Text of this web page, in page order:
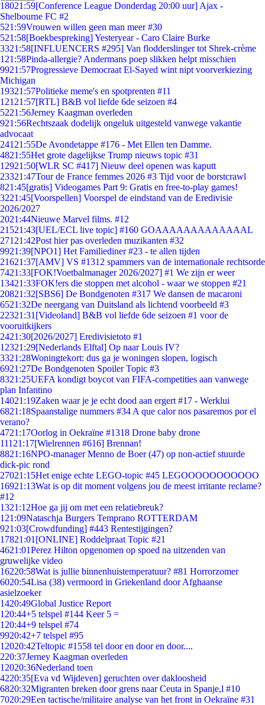
18021:59[Conference League Donderdag 20:00 uur] Ajax -
Shelbourne FC #2
521:59Vrouwen willen geen man meer #30
521:58[Boekbespreking] Yesteryear - Caro Claire Burke
3321:58[INFLUENCERS #295] Van flodderslinger tot Shrek-crème
1 21:58Pinda-allergie? Andermans poep slikken helpt misschien
9921:57Progressieve Democraat El-Sayed wint nipt voorverkiezing
Michigan
19321:57Politieke meme's en spotprenten #11
121 21:57[RTL] B&B vol liefde 6de seizoen #4
5221:56Jerney Kaagman overleden
921:56Rechtszaak dodelijk ongeluk uitgesteld vanwege vakantie
advocaat
241 21:55De Avondetappe #176 - Met Ellen ten Damme.
4821:55Het grote dagelijkse Trump nieuws topic #31
12921:50[WLR SC #417] Nieuw deel openen was kaputt
23321:47Tour de France femmes 2026 #3 Tijd voor de borstcrawl
821:45[gratis] Videogames Part 9: Gratis en free-to-play games!
3221:45[Voorspellen] Voorspel de eindstand van de Eredivisie
2026/2027
2021:44Nieuwe Marvel films. #12
21521:43[UEL/ECL live topic] #160 GOAAAAAAAAAAAAAL
271 21:42Post hier pas overleden muzikanten #32
9921:39[NPO1] Het Familiediner #23 - te allen tijden
21621:37[AMV] VS #1312 spammers van de internationale rechtsorde
7421:33[FOK!Voetbalmanager 2026/2027] #1 We zijn er weer
13421:33FOK!ers die stoppen met alcohol - waar we stoppen #21
20821:32[SBS6] De Bondgenoten #317 We dansen de macaroni
6521:32De neergang van Duitsland als lichtend voorbeeld #3
22321:31 [Videoland] B&B vol liefde 6de seizoen #1 voor de
vooruitkijkers
2421:30[2026/2027] Eredivisietoto #1
12321:29[Nederlands Elftal] Op naar Louis IV?
3321:28Woningtekort: dus ga je woningen slopen, logisch
6921:27De Bondgenoten Spoiler Topic #3
8321:25UEFA kondigt boycot van FIFA-competities aan vanwege
plan Infantino
14021:19Zaken waar je je echt dood aan ergert #17 - Werklui
6821:18Spaanstalige nummers #34 A que calor nos pasaremos por el
verano?
4721:17Oorlog in Oekraïne #1318 Drone baby drone
111 21:17[Wielrennen #616] Brennan!
8821:16NPO-manager Menno de Boer (47) op non-actief stuurde
dick-pic rond
27021:15Het enige echte LEGO-topic #45 LEGOOOOOOOOOOO
16921:13Wat is op dit moment volgens jou de meest irritante reclame?
#12
1321:12Hoe ga jij om met een relatiebreuk?
1 21:09Nataschja Burgers Temprano ROTTERDAM
921:03[Crowdfunding] #443 Rentestijgingen?
17821:01 [ONLINE] Roddelpraat Topic #21
4621:01Perez Hilton opgenomen op spoed na uitzenden van
gruwelijke video
16220:58Wat is jullie binnenhuistemperatuur? #81 Horrorzomer
6020:54Lisa (38) vermoord in Griekenland door Afghaanse
asielzoeker
1420:49Global Justice Report
1 20:44+5 telspel #144 Keer 5 =
1 20:44+9 telspel #74
9920:42+7 telspel #95
12020:42Teltopic #1558 tel door en door en door....
220:37Jerney Kaagman overleden
12020:36Nederland toen
4220:35[Eva vd Wijdeven] geruchten over dakloosheid
6820:32Migranten breken door grens naar Ceuta in Spanje,l #10
7020:29Een tactische/militaire analyse van het front in Oekraïne #31